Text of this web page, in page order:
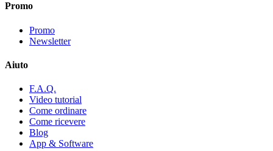
Promo
Promo
Newsletter
Aiuto
F.A.Q.
Video tutorial
Come ordinare
Come ricevere
Blog
App & Software